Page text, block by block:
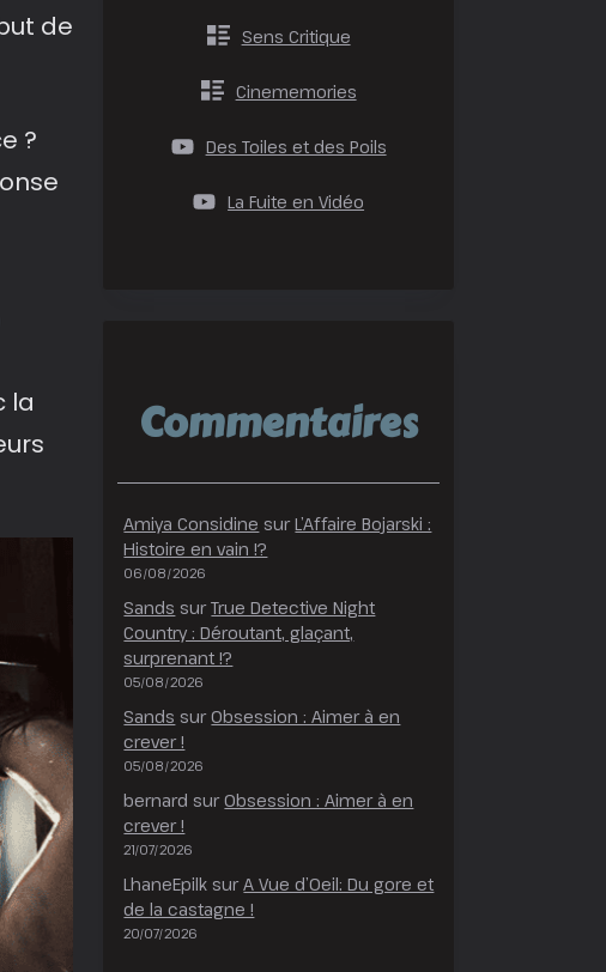
de
?
la
Sens Critique
Cinememories
Des Toiles et des Poils
La Fuite en Vidéo
Commentaires
Amiya Considine surL’Affaire Bojarski :
Histoire en vain !?
06/08/2026
Sands surTrue Detective Night
Country : Déroutant, glaçant,
surprenant !?
05/08/2026
Sands surObsession : Aimer à en
crever !
05/08/2026
bernard surObsession : Aimer à en
crever !
21/07/2026
LhaneEpilk surA Vue d’Oeil: Du gore et
de la castagne !
20/07/2026